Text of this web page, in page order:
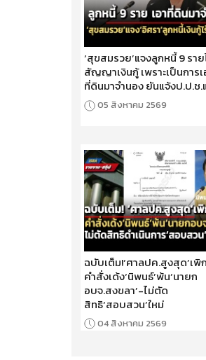
‘สุขสมรวย’แจงลูกหนี้ 9 ราย
สัญญาเงินกู้ เพราะเป็นการเ
ที่ดินมาจำนอง ยันแจ้งป.ป.ช.
05 สิงหาคม 2569
ฉบับเต็ม!‘ศาลปค.สูงสุด’เพิ
คำสั่งเด้ง‘นิพนธ์’พ้น‘นายก
อบจ.สงขลา’-ไม่ตัด
สิทธิ‘สอบสวน’ใหม่
04 สิงหาคม 2569